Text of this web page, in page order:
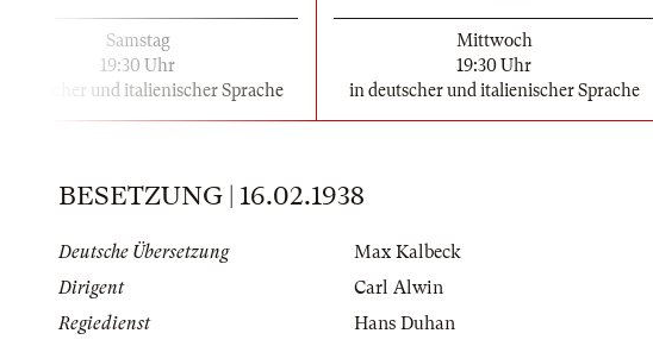
Samstag
19:30 Uhr
in deutscher und italienischer Sprache
Mittwoch
19:30 Uhr
in deutscher und italienischer Sprache
BESETZUNG | 16.02.1938
Deutsche Übersetzung
Max Kalbeck
Dirigent
Carl Alwin
Regiedienst
Hans Duhan